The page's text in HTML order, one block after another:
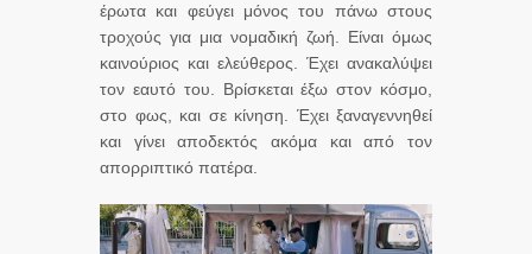
έρωτα και φεύγει μόνος του πάνω στους
τροχούς για μια νομαδική ζωή. Είναι όμως
καινούριος και ελεύθερος. Έχει ανακαλύψει
τον εαυτό του. Βρίσκεται έξω στον κόσμο,
στο φως, και σε κίνηση. Έχει ξαναγεννηθεί
και γίνει αποδεκτός ακόμα και από τον
απορριπτικό πατέρα.